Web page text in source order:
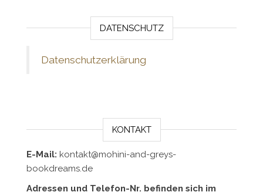
DATENSCHUTZ
Datenschutzerklärung
KONTAKT
E-Mail: kontakt@mohini-and-greys-
bookdreams.de
Adressen und Telefon-Nr. befinden sich im